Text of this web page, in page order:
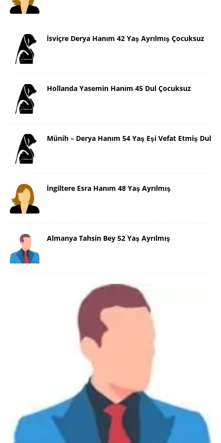
İsviçre Derya Hanım 42 Yaş Ayrılmış Çocuksuz
Hollanda Yasemin Hanım 45 Dul Çocuksuz
Münih – Derya Hanım 54 Yaş Eşi Vefat Etmiş Dul
İngiltere Esra Hanım 48 Yaş Ayrılmış
Almanya Tahsin Bey 52 Yaş Ayrılmış